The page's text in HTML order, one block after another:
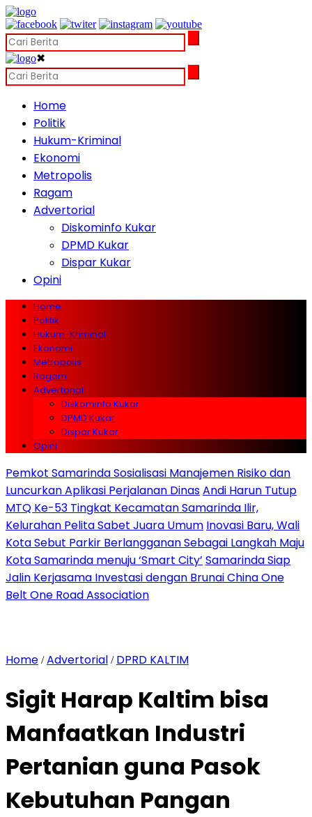
✖
Home
Politik
Hukum-Kriminal
Ekonomi
Metropolis
Ragam
Advertorial
Diskominfo Kukar
DPMD Kukar
Dispar Kukar
Opini
Home
Politik
Hukum-Kriminal
Ekonomi
Metropolis
Ragam
Advertorial
Diskominfo Kukar
DPMD Kukar
Dispar Kukar
Opini
Pemkot Samarinda Sosialisasi Manajemen Risiko dan
Luncurkan Aplikasi Perjalanan DinasAndi Harun Tutup
MTQ Ke-53 Tingkat Kecamatan Samarinda Ilir,
Kelurahan Pelita Sabet Juara Umum Inovasi Baru, Wali
Kota Sebut Parkir Berlangganan Sebagai Langkah Maju
Kota Samarinda menuju ‘Smart City’ Samarinda Siap
Jalin Kerjasama Investasi dengan Brunai China One
Belt One Road Association
Home /Advertorial / DPRD KALTIM
Sigit Harap Kaltim bisa
Manfaatkan Industri
Pertanian guna Pasok
Kebutuhan Pangan